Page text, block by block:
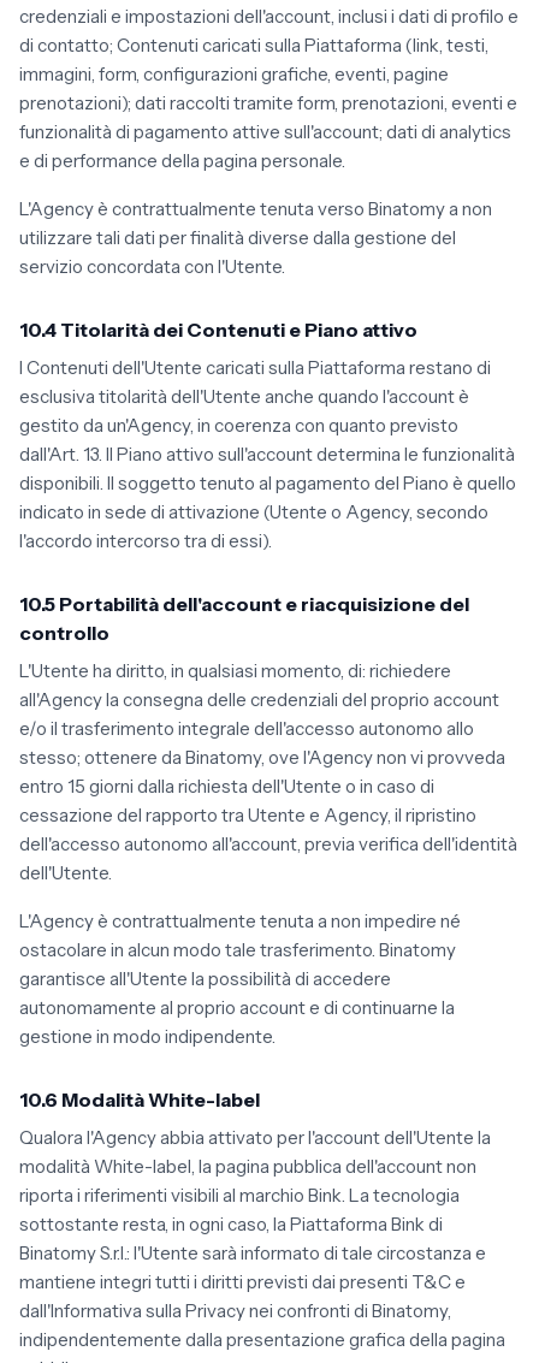
credenziali e impostazioni dell'account, inclusi i dati di profilo e
di contatto; Contenuti caricati sulla Piattaforma (link, testi,
immagini, form, configurazioni grafiche, eventi, pagine
prenotazioni); dati raccolti tramite form, prenotazioni, eventi e
funzionalità di pagamento attive sull'account; dati di analytics
e di performance della pagina personale.
L'Agency è contrattualmente tenuta verso Binatomy a non
utilizzare tali dati per finalità diverse dalla gestione del
servizio concordata con l'Utente.
10.4 Titolarità dei Contenuti e Piano attivo
I Contenuti dell'Utente caricati sulla Piattaforma restano di
esclusiva titolarità dell'Utente anche quando l'account è
gestito da un'Agency, in coerenza con quanto previsto
dall'Art. 13. Il Piano attivo sull'account determina le funzionalità
disponibili. Il soggetto tenuto al pagamento del Piano è quello
indicato in sede di attivazione (Utente o Agency, secondo
l'accordo intercorso tra di essi).
10.5 Portabilità dell'account e riacquisizione del
controllo
L'Utente ha diritto, in qualsiasi momento, di: richiedere
all'Agency la consegna delle credenziali del proprio account
e/o il trasferimento integrale dell'accesso autonomo allo
stesso; ottenere da Binatomy, ove l'Agency non vi provveda
entro 15 giorni dalla richiesta dell'Utente o in caso di
cessazione del rapporto tra Utente e Agency, il ripristino
dell'accesso autonomo all'account, previa verifica dell'identità
dell'Utente.
L'Agency è contrattualmente tenuta a non impedire né
ostacolare in alcun modo tale trasferimento. Binatomy
garantisce all'Utente la possibilità di accedere
autonomamente al proprio account e di continuarne la
gestione in modo indipendente.
10.6 Modalità White-label
Qualora l'Agency abbia attivato per l'account dell'Utente la
modalità White-label, la pagina pubblica dell'account non
riporta i riferimenti visibili al marchio Bink. La tecnologia
sottostante resta, in ogni caso, la Piattaforma Bink di
Binatomy S.r.l.: l'Utente sarà informato di tale circostanza e
mantiene integri tutti i diritti previsti dai presenti T&C e
dall'Informativa sulla Privacy nei confronti di Binatomy,
indipendentemente dalla presentazione grafica della pagina